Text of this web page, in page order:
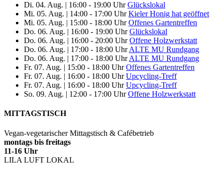
Di. 04. Aug. | 16:00 - 19:00 Uhr Glückslokal
Mi. 05. Aug. | 14:00 - 17:00 Uhr Kieler Honig hat geöffnet
Mi. 05. Aug. | 15:00 - 18:00 Uhr Offenes Gartentreffen
Do. 06. Aug. | 16:00 - 19:00 Uhr Glückslokal
Do. 06. Aug. | 16:00 - 20:00 Uhr Offene Holzwerkstatt
Do. 06. Aug. | 17:00 - 18:00 Uhr ALTE MU Rundgang
Do. 06. Aug. | 17:00 - 18:00 Uhr ALTE MU Rundgang
Fr. 07. Aug. | 15:00 - 18:00 Uhr Offenes Gartentreffen
Fr. 07. Aug. | 16:00 - 18:00 Uhr Upcycling-Treff
Fr. 07. Aug. | 16:00 - 18:00 Uhr Upcycling-Treff
So. 09. Aug. | 12:00 - 17:00 Uhr Offene Holzwerkstatt
MITTAGSTISCH
Vegan-vegetarischer Mittagstisch & Cafébetrieb
montags bis freitags
11-16 Uhr
LILA LUFT LOKAL